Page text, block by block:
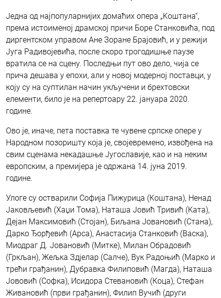
Једна од најпопуларнијих домаћих опера „Kоштана“,
према истоименој драмској причи Боре Станковића, под
диргентском управом Ане Зоране Брајовић, и у режији
Југа Радивојевића, после скоро трогодишње паузе
вратила се на сцену. Последњи пут ово дело, чија се
прича дешава у епохи, али у новој модерној поставци, у
коју су на суптилан начин укључени и брехтовски
елементи, било је на репертоару 22. јануара 2020.
године.
Ово је, иначе, пета поставка те чувене српске опере у
Народном позоришту која је, својевремено, извођена на
свим сценама некадашње Југославије, као и на неким
европским, а премијера је одржана 14. јуна 2019.
године.
Улоге су остварили Софија Пижурица (Kоштана), Ненад
Јаковљевић (Хаџи Тома), Наташа Јовић Тривић (Kата),
Дејан Максимовић (Стојан), Биљана Јовановић (Стана),
Дарко Ђорђевић (Арса), Анастасија Станковић (Васка),
Миодраг Д. Јовановић (Митке), Милан Обрадовић
(Гркљан), Жељка Здјелар (Салче), Вук Радоњић (Марко и
трећи грађанин), Дубравка Филиповић (Магда), Наташа
Јововић (Софка), Исидора Стевановић (Коца), Стефан
Живановић (први грађанин), Филип Вучић (други